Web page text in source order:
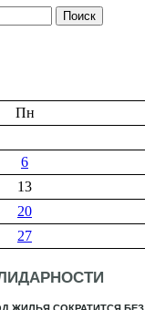
Пн
6
13
20
27